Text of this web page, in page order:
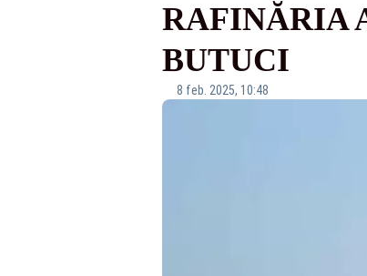
RAFINĂRIA
BUTUCI
8 feb. 2025, 10:48